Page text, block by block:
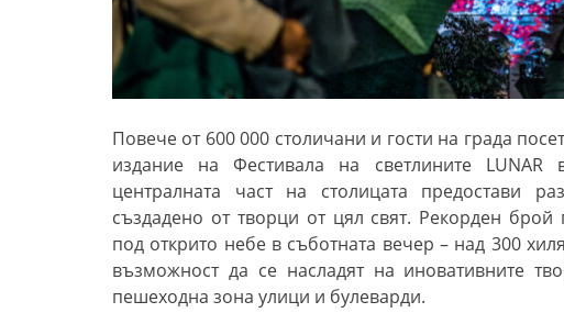
Повече от 600 000 столичани и гости на града
издание на Фестивала на светлините
централната част на столицата предостави
създадено от творци от цял свят. Рекорден брой
под открито небе в съботната вечер – над 300
възможност да се насладят на иновативните
пешеходна зона улици и булеварди.